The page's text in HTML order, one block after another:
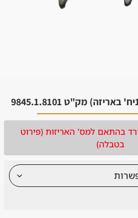
למס' האריזות (פירוט